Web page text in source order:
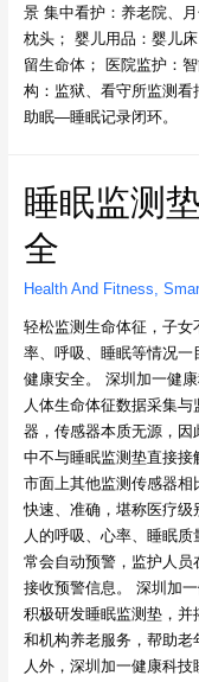
景 集中看护：养老院、
枕头； 婴儿用品：婴儿
留生命体； 医院监护：
构：监狱、看守所监测
助眠—睡眠记录闭环。
睡眠监测
全
Health And Fitness
轻松监测生命体征，子
率、呼吸、睡眠等情况一
健康安全。 深圳加一健
人体生命体征数据采集
器，传感器本质无源，
中不与睡眠监测垫直接
市面上其他监测传感器
快速、准确，堪称医疗
人的呼吸、心率、睡眠
常会自动预警，监护人
接收预警信息。 深圳加
积极研发睡眠监测垫，
和机构养老服务，帮助
人外，深圳加一健康科